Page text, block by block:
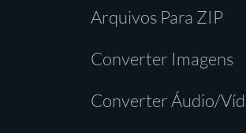
Arquivos Para ZIP
Converter Imagens
Converter Áudio/